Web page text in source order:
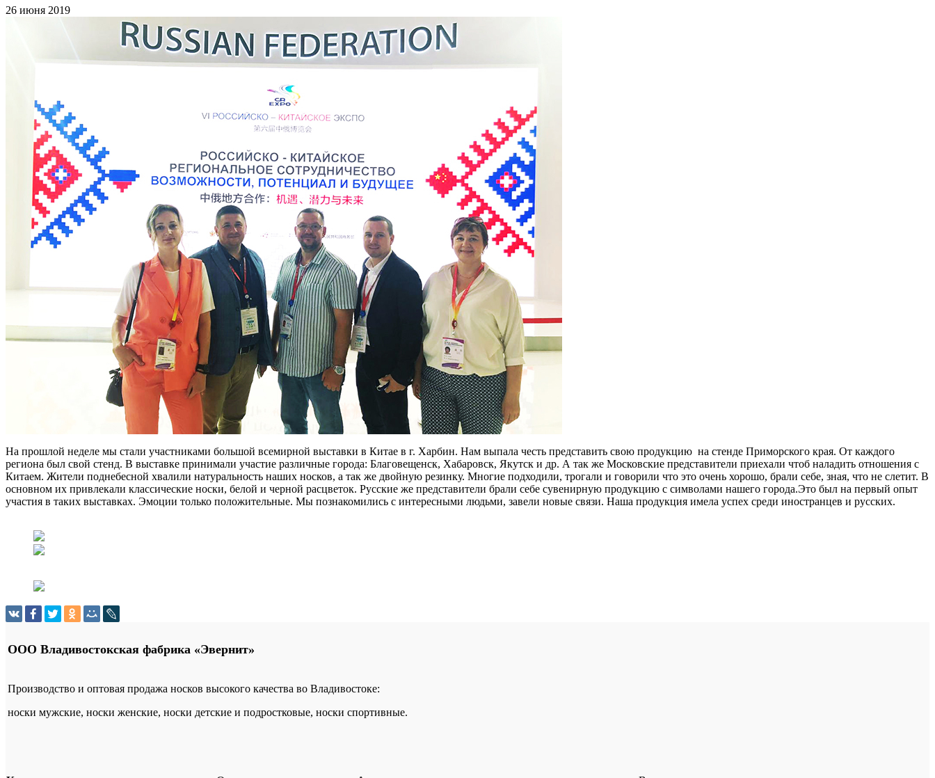
26 июня 2019
На прошлой неделе мы стали участниками большой всемирной выставки в Китае в г. Харбин. Нам выпала честь представить свою продукцию на стенде Приморского края. От каждого
региона был свой стенд. В выставке принимали участие различные города: Благовещенск, Хабаровск, Якутск и др. А так же Московские представители приехали чтоб наладить отношения с
Китаем. Жители поднебесной хвалили натуральность наших носков, а так же двойную резинку. Многие подходили, трогали и говорили что это очень хорошо, брали себе, зная, что не слетит. В
основном их привлекали классические носки, белой и черной расцветок. Русские же представители брали себе сувенирную продукцию с символами нашего города.Это был на первый опыт
участия в таких выставках. Эмоции только положительные. Мы познакомились с интересными людьми, завели новые связи. Наша продукция имела успех среди иностранцев и русских.
ООО Владивостокская фабрика «Эвернит»
Производство и оптовая продажа носков высокого качества во Владивостоке:
носки мужские, носки женские, носки детские и подростковые, носки спортивные.